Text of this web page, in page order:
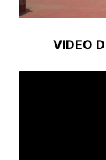
VIDEO